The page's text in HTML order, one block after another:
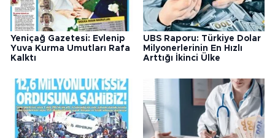
Yeniçağ Gazetesi: Evlenip
Yuva Kurma Umutları Rafa
Kalktı
UBS Raporu: Türkiye Dolar
Milyonerlerinin En Hızlı
Arttığı İkinci Ülke